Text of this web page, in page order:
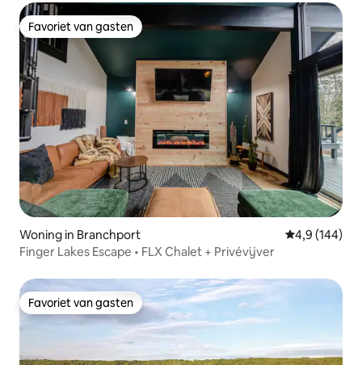
Favoriet van gasten
Favoriet van gasten
Woning in Branchport Gemiddelde
4,9 (144)
Finger Lakes Escape • FLX Chalet + Privévijver
Favoriet van gasten
Favoriet van gasten